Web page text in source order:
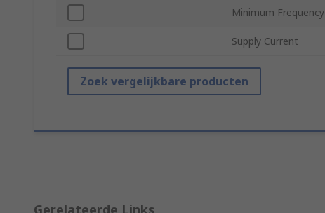
Minimum Frequency
Supply Current
Zoek vergelijkbare producten